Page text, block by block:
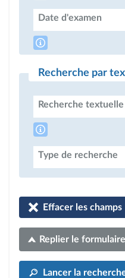
Date d'examen
Recherche par
Recherche textuelle
Type de recherche
Effacer les champs
Replier le formulaire
Lancer la